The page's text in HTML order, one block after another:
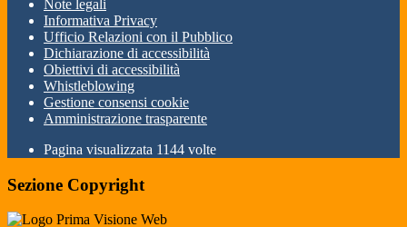
Note legali
Informativa Privacy
Ufficio Relazioni con il Pubblico
Dichiarazione di accessibilità
Obiettivi di accessibilità
Whistleblowing
Gestione consensi cookie
Amministrazione trasparente
Pagina visualizzata 1144 volte
Sezione Copyright